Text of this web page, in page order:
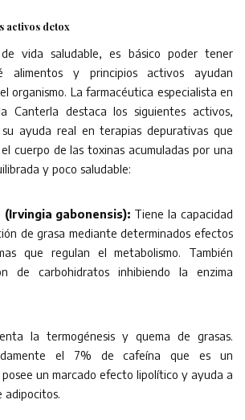
activos detox
vida saludable, es básico poder tener
alimentos y principios activos ayudan
organismo. La farmacéutica especialista en
Canterla destaca los siguientes activos,
ayuda real en terapias depurativas que
cuerpo de las toxinas acumuladas por una
y poco saludable:
gabonensis): Tiene la capacidad
de grasa mediante determinados efectos
que regulan el metabolismo. También
de carbohidratos inhibiendo la enzima
la termogénesis y quema de grasas.
el 7% de cafeína que es un
un marcado efecto lipolítico y ayuda a
adipocitos.